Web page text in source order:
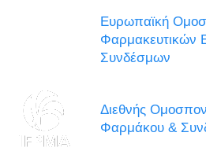
Ευρωπαϊκή
Φαρμακευτικών
Συνδέσμων
Διεθνής
Φαρμάκου &